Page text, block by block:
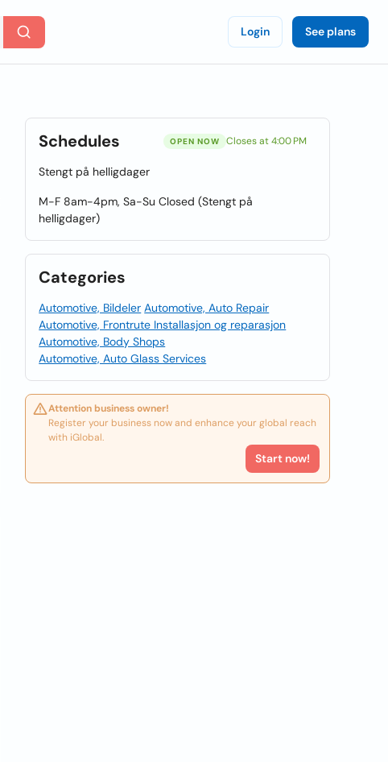
Login See plans
Schedules OPEN NOW Closes at 4:00 PM
Stengt på helligdager
M-F 8am-4pm, Sa-Su Closed (Stengt på
helligdager)
Categories
Automotive, Bildeler Automotive, Auto Repair
Automotive, Frontrute Installasjon og reparasjon
Automotive, Body Shops
Automotive, Auto Glass Services
Attention business owner!
Register your business now and enhance your global reach
with iGlobal.
Start now!